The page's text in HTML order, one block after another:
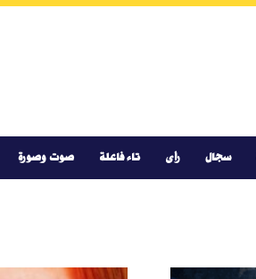
سجال رأى تاء فاعلة صوت وصورة